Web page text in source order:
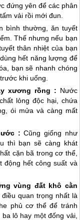
đứng yên để các phân
vải rồi mới đun.
bình thường, ăn tuyết
Thế nhưng nếu bạn
thân nhiệt của bạn
hết năng lượng để
bạn sẽ nhanh chóng
khi uống.
xương rồng : Nước
lỏng độc hại, chứa
ói mửa và càng mất
: Cũng giống như
thì bạn sẽ càng khát
cặn bã trong cơ thể,
động hết công suất và
vùng đất khô cằn
quan trọng nhất là
phủ cơ thể để tránh
lô hay một đống vải,